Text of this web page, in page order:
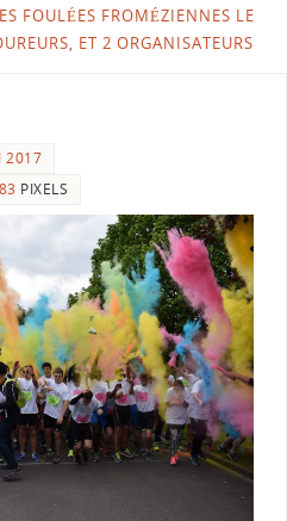
FOULÉES FROMÉZIENNES LE
ET 2 ORGANISATEURS
2017
PIXELS